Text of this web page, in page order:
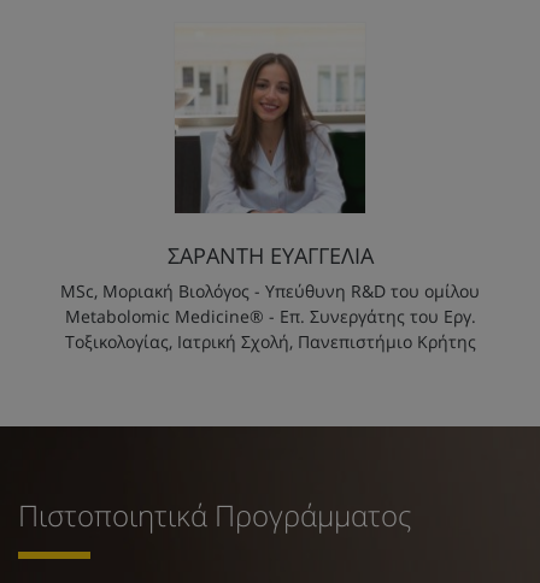
ΣΑΡΑΝΤΗ ΕΥΑΓΓΕΛΙΑ
MSc, Μοριακή Βιολόγος - Υπεύθυνη R&D του ομίλου
Metabolomic Medicine® - Επ. Συνεργάτης του Εργ.
Τοξικολογίας, Ιατρική Σχολή, Πανεπιστήμιο Κρήτης
Πιστοποιητικά Προγράμματος